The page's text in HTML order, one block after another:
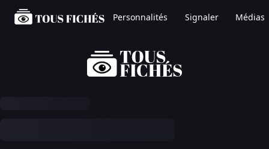
Personnalités Signaler Médias